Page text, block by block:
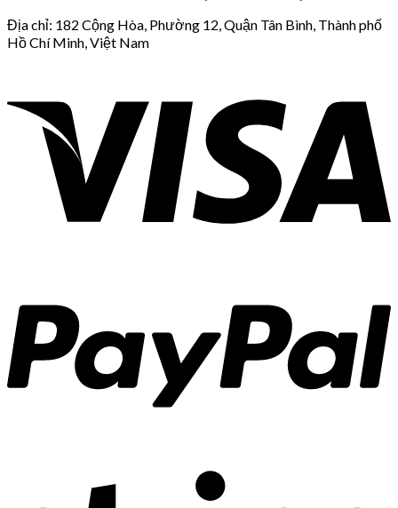
Địa chỉ: 182 Cộng Hòa, Phường 12, Quận Tân Bình, Thành phố
Hồ Chí Minh, Việt Nam